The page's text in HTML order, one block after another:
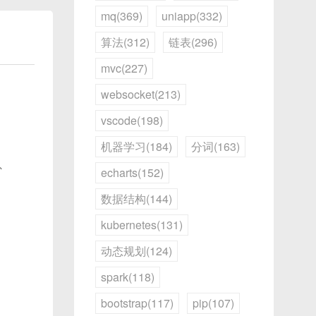
mq(369)
uniapp(332)
算法(312)
链表(296)
mvc(227)
websocket(213)
vscode(198)
机器学习(184)
分词(163)
echarts(152)
数据结构(144)
kubernetes(131)
动态规划(124)
spark(118)
bootstrap(117)
pip(107)